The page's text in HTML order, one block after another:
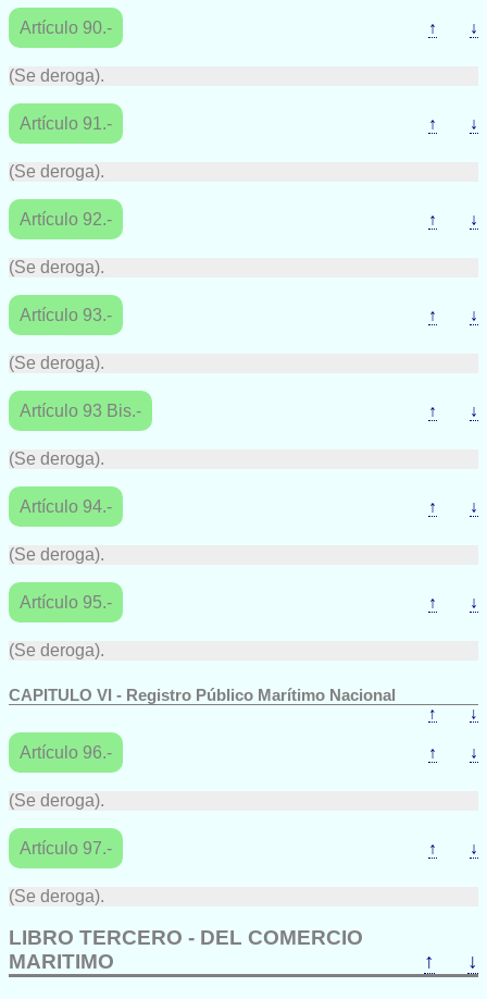
Artículo 90.- ↑ ↓
(Se deroga).
Artículo 91.- ↑ ↓
(Se deroga).
Artículo 92.- ↑ ↓
(Se deroga).
Artículo 93.- ↑ ↓
(Se deroga).
Artículo 93 Bis.- ↑ ↓
(Se deroga).
Artículo 94.- ↑ ↓
(Se deroga).
Artículo 95.- ↑ ↓
(Se deroga).
CAPITULO VI - Registro Público Marítimo Nacional
↑
↓
Artículo 96.- ↑ ↓
(Se deroga).
Artículo 97.- ↑ ↓
(Se deroga).
LIBRO TERCERO - DEL COMERCIO
MARITIMO
↑ ↓